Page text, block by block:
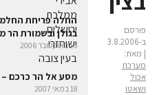
פורסם
ב-3.8.2006
| מאת:
מערכת
אכול
ושאטו
החלה פריחת
בגולן ובשמורת הר
16 באוקטובר 2006
מסע אל הר כרכם –
18 במאי 2007